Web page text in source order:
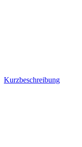
Kurzbeschreibung